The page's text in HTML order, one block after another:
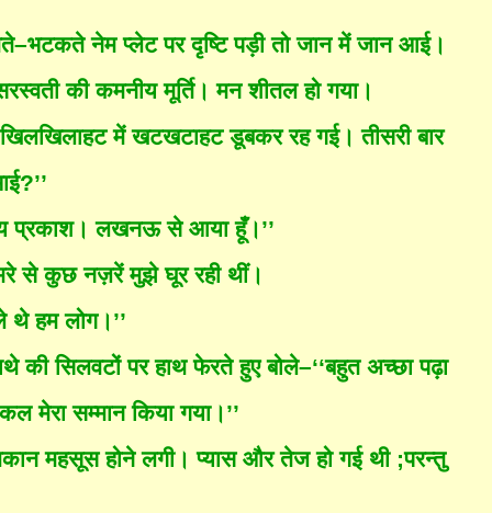
नेम प्लेट पर दृष्टि पड़ीतोजान में जान आई।
की कमनीय मूर्ति। मन शीतल हो गया।
में खटखटाहट डूबकर रह गई। तीसरी बार
प्रकाश। लखनऊ से आया हूँ।’’
से कुछ नज़रें मुझे घूर रही थीं।
थे हम लोग।’’
की सिलवटों पर हाथ फेरते हुए बोले–‘‘बहुत अच्छा पढ़ा
मेरा सम्मान किया गया।’’
महसूस होने लगी। प्यास और तेज हो गई थी ;परन्तु